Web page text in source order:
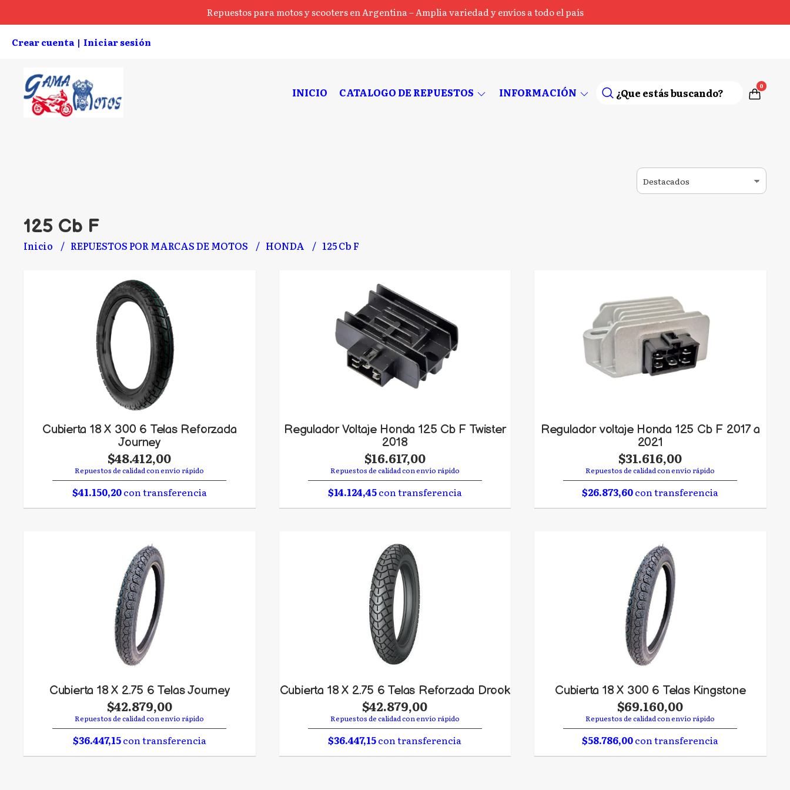
Repuestos para motos y scooters en Argentina – Amplia variedad y envíos a todo el país
Crear cuenta | Iniciar sesión
INICIO CATALOGO DE REPUESTOS INFORMACIÓN 0
125 Cb F
Inicio REPUESTOS POR MARCAS DE MOTOS HONDA 125 Cb F
Cubierta 18 X 300 6 Telas Reforzada
Journey
$48.412,00
Repuestos de calidad con envío rápido
$41.150,20con transferencia
Regulador Voltaje Honda 125 Cb F Twister
2018
$16.617,00
Repuestos de calidad con envío rápido
$14.124,45con transferencia
Regulador voltaje Honda 125 Cb F 2017 a
2021
$31.616,00
Repuestos de calidad con envío rápido
$26.873,60con transferencia
Cubierta 18 X 2.75 6 Telas Journey
$42.879,00
Repuestos de calidad con envío rápido
$36.447,15con transferencia
Cubierta 18 X 2.75 6 Telas Reforzada Drook
$42.879,00
Repuestos de calidad con envío rápido
$36.447,15con transferencia
Cubierta 18 X 300 6 Telas Kingstone
$69.160,00
Repuestos de calidad con envío rápido
$58.786,00con transferencia